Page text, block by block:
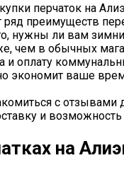
перчаток на
ряд преимуществ
нужны ли вам
чем в обычных
и оплату
экономит ваше
с
и возможность
на